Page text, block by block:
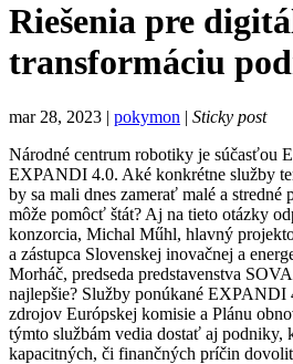
Riešenia pre
transformáciu
mar 28, 2023 | pokymon | Sticky post
Národné centrum robotiky je súčasťou
EXPANDI 4.0. Aké konkrétne služby
by sa mali dnes zamerať malé a
môže pomôcť štát? Aj na tieto otázky
konzorcia, Michal Műhl, hlavný
a zástupca Slovenskej inovačnej a
Morháč, predseda predstavenstva
najlepšie? Služby ponúkané EXPANDI
zdrojov Európskej komisie a Plánu
týmto službám vedia dostať aj podniky,
kapacitných, či finančných príčin